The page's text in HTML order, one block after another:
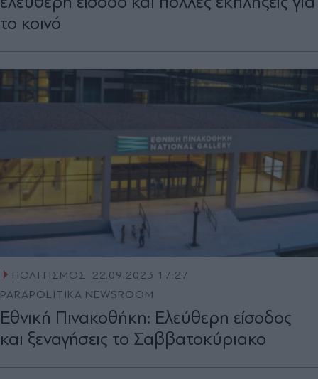
το κοινό
ΠΟΛΙΤΙΣΜΟΣ
22.09.2023 17:27
PARAPOLITIKA NEWSROOM
Εθνική Πινακοθήκη: Ελεύθερη είσοδος
και ξεναγήσεις το Σαββατοκύριακο